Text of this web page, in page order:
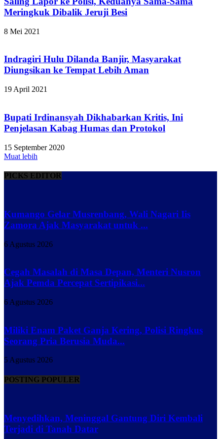
Meringkuk Dibalik Jeruji Besi
8 Mei 2021
Indragiri Hulu Dilanda Banjir, Masyarakat
Diungsikan ke Tempat Lebih Aman
19 April 2021
Bupati Irdinansyah Dikhabarkan Kritis, Ini
Penjelasan Kabag Humas dan Protokol
15 September 2020
Muat lebih
PICKS EDITOR
Kumango Gelar Musrenbang, Wali Nagari Iis
Zamora Ajak Masyarakat untuk ...
6 Agustus 2026
Cegah Masalah di Masa Depan, Menteri Nusron
Ajak Pemda Percepat Sertipikasi...
6 Agustus 2026
Miliki Enam Paket Ganja Kering, Polisi Ringkus
Seorang Pria Berusia Muda...
5 Agustus 2026
POSTING POPULER
Menyedihkan, Meninggal Gantung Diri Kembali
Terjadi di Tanah Datar